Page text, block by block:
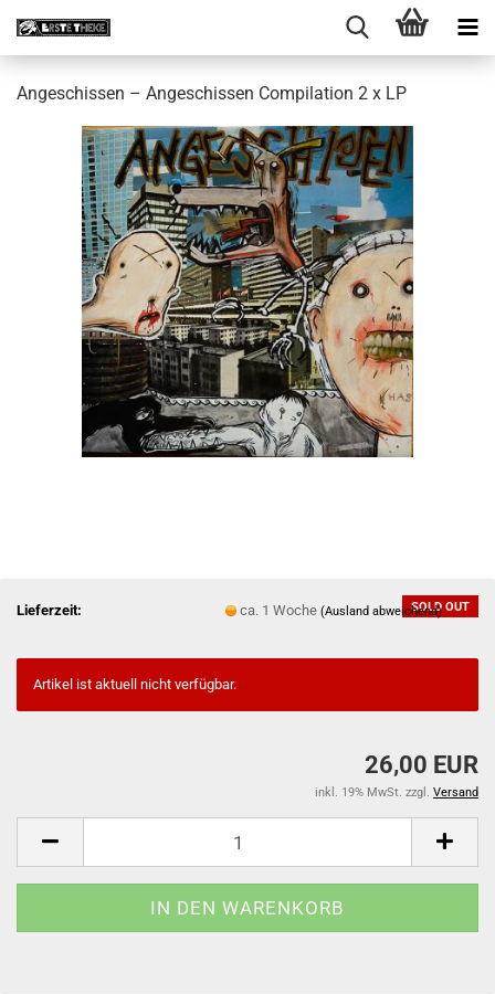
Angeschissen ‎– Angeschissen Compilation 2 x LP
SOLD OUT
Lieferzeit: ca. 1 Woche(Ausland abweichend)
Artikel ist aktuell nicht verfügbar.
26,00 EUR
inkl. 19% MwSt. zzgl. Versand